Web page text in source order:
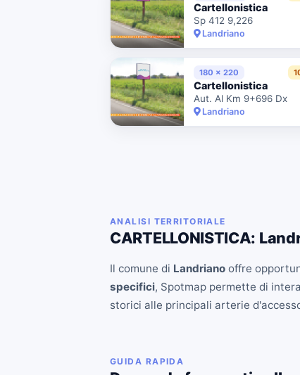
Cartellonistica
Sp 412 9,226
Landriano
180 x 220
Cartellonistica
Aut. Al Km 9+696 Dx
Landriano
ANALISI TERRITORIALE
CARTELLONISTICA:
Il comune di Landriano offre
specifici, Spotmap permette di
storici alle principali arterie
GUIDA RAPIDA